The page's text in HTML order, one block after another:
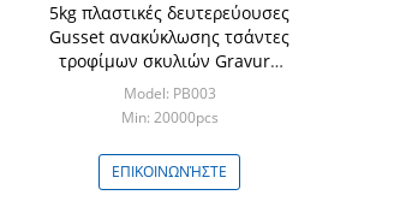
5kg πλαστικές δευτερεύουσες
Gusset ανακύκλωσης τσάντες
τροφίμων σκυλιών Gravure
180 μικρού εκτύπωση
Model: PB003
Min: 20000pcs
ΕΠΙΚΟΙΝΩΝΉΣΤΕ